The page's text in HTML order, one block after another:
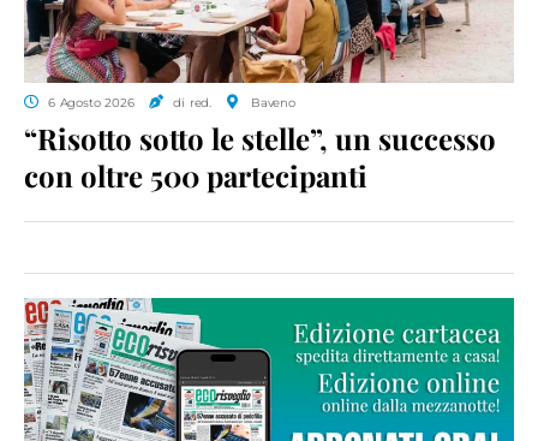
6 Agosto 2026 di red. Baveno
“Risotto sotto le stelle”, un successo
con oltre 500 partecipanti